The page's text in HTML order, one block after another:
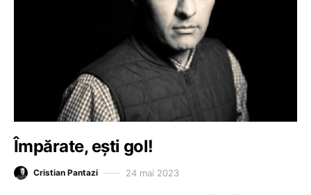
Împărate, ești gol!
Cristian Pantazi 24 mai 2023